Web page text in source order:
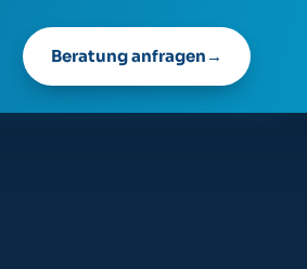
Beratung anfragen